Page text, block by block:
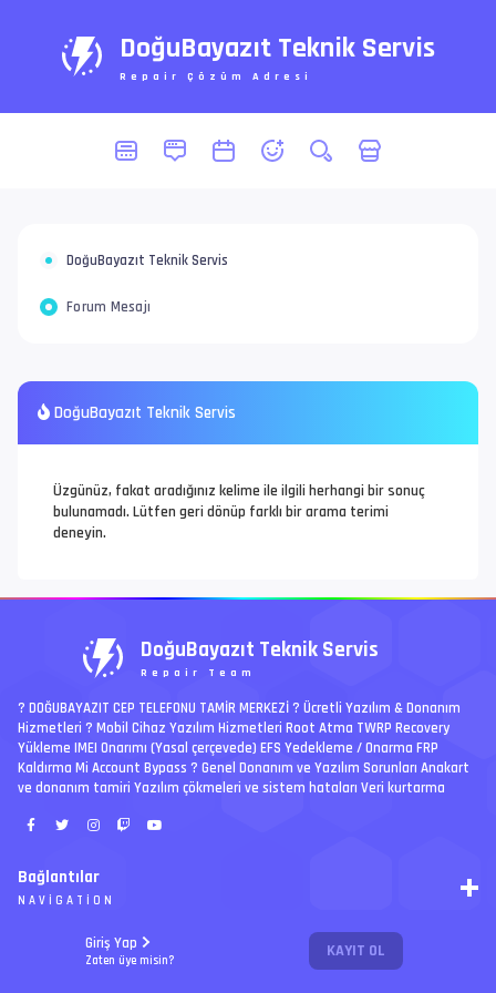
DoğuBayazıt Teknik Servis
Repair Çözüm Adresi
Giriş Yap
Zaten üye misin? KAYIT OL
DoğuBayazıt Teknik Servis
Forum Mesajı
DoğuBayazıt Teknik Servis
Üzgünüz, fakat aradığınız kelime ile ilgili herhangi bir sonuç
bulunamadı. Lütfen geri dönüp farklı bir arama terimi
deneyin.
DoğuBayazıt Teknik Servis
Repair Team
? DOĞUBAYAZIT CEP TELEFONU TAMİR MERKEZİ ?️ Ücretli Yazılım & Donanım
Hizmetleri ? Mobil Cihaz Yazılım Hizmetleri Root Atma TWRP Recovery
Yükleme IMEI Onarımı (Yasal çerçevede) EFS Yedekleme / Onarma FRP
Kaldırma Mi Account Bypass ? Genel Donanım ve Yazılım Sorunları Anakart
ve donanım tamiri Yazılım çökmeleri ve sistem hataları Veri kurtarma
Bağlantılar
NAVIGATION
Ücretli İşler | Paid Jobs